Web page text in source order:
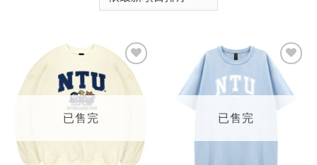
加入
「願
望輕
已售完
加入
「願
望輕
已售完